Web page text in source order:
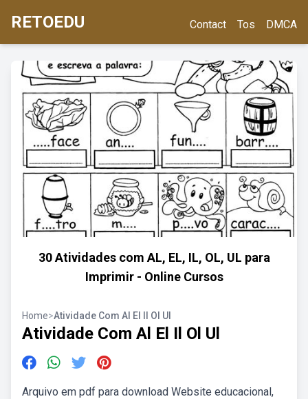
RETOEDU Contact Tos DMCA
30 Atividades com AL, EL, IL, OL, UL para
Imprimir - Online Cursos
Home>Atividade Com Al El Il Ol Ul
Atividade Com Al El Il Ol Ul
Arquivo em pdf para download Website educacional,